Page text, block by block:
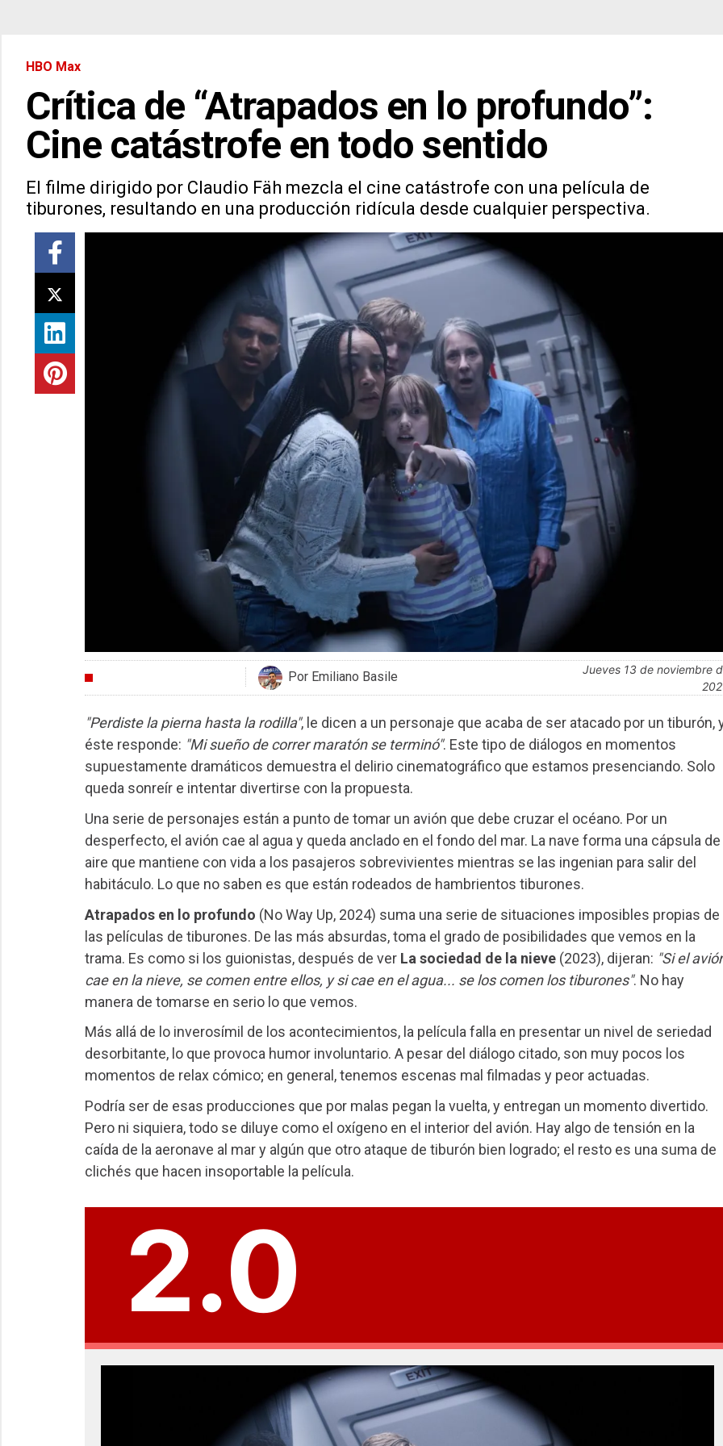
HBO Max
Crítica de “Atrapados en lo profundo”:
Cine catástrofe en todo sentido
El filme dirigido por Claudio Fäh mezcla el cine catástrofe con una película de
tiburones, resultando en una producción ridícula desde cualquier perspectiva.
Por Emiliano Basile
jueves 13 de noviembre de
"Perdiste la pierna hasta la rodilla", le dicen a un personaje que acaba de ser atacado por un tiburón,
éste responde: "Mi sueño de correr maratón se terminó". Este tipo de diálogos en momentos
supuestamente dramáticos demuestra el delirio cinematográfico que estamos presenciando. Solo
queda sonreír e intentar divertirse con la propuesta.
Una serie de personajes están a punto de tomar un avión que debe cruzar el océano. Por un
desperfecto, el avión cae al agua y queda anclado en el fondo del mar. La nave forma una cápsula de
aire que mantiene con vida a los pasajeros sobrevivientes mientras se las ingenian para salir del
habitáculo. Lo que no saben es que están rodeados de hambrientos tiburones.
Atrapados en lo profundo (No Way Up, 2024) suma una serie de situaciones imposibles propias de
las películas de tiburones. De las más absurdas, toma el grado de posibilidades que vemos en la
trama. Es como si los guionistas, después de ver La sociedad de la nieve(2023), dijeran: "Si el
cae en la nieve, se comen entre ellos, y si cae en el agua... se los comen los tiburones". No hay
manera de tomarse en serio lo que vemos.
Más allá de lo inverosímil de los acontecimientos, la película falla en presentar un nivel de seriedad
desorbitante, lo que provoca humor involuntario. A pesar del diálogo citado, son muy pocos los
momentos de relax cómico; en general, tenemos escenas mal filmadas y peor actuadas.
Podría ser de esas producciones que por malas pegan la vuelta, y entregan un momento divertido.
Pero ni siquiera, todo se diluye como el oxígeno en el interior del avión. Hay algo de tensión en la
caída de la aeronave al mar y algún que otro ataque de tiburón bien logrado; el resto es una suma de
clichés que hacen insoportable la película.
2.0